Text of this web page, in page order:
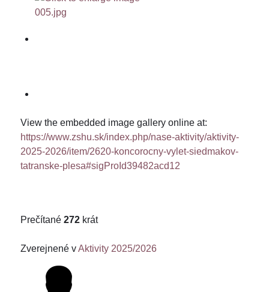
View the embedded image gallery online at:
https://www.zshu.sk/index.php/nase-aktivity/aktivity-
2025-2026/item/2620-koncorocny-vylet-siedmakov-
tatranske-plesa#sigProId39482acd12
Prečítané 272 krát
Zverejnené vAktivity 2025/2026